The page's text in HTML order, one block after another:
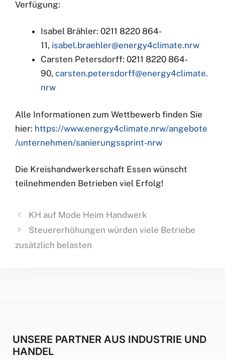
Verfügung:
Isabel Brähler: 0211 8220 864-
11, isabel.braehler@energy4climate.nrw
Carsten Petersdorff: 0211 8220 864-
90, carsten.petersdorff@energy4climate.
nrw
Alle Informationen zum Wettbewerb finden Sie
hier: https://www.energy4climate.nrw/angebote
/unternehmen/sanierungssprint-nrw
Die Kreishandwerkerschaft Essen wünscht
teilnehmenden Betrieben viel Erfolg!
KH auf Mode Heim Handwerk
Steuererhöhungen würden viele Betriebe
zusätzlich belasten
UNSERE PARTNER AUS INDUSTRIE UND
HANDEL